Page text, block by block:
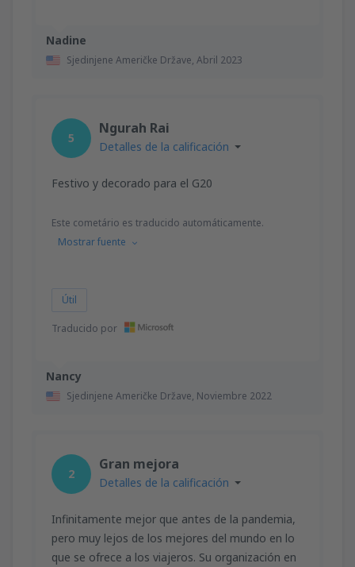
Nadine
Sjedinjene Američke Države, Abril 2023
Nancy
Sjedinjene Američke Države, Noviembre 2022
5
Ngurah Rai
Detalles de la calificación
Festivo y decorado para el G20
Este cometário es traducido automáticamente.
Mostrar fuente
Útil
Traducido por
2
Gran mejora
Detalles de la calificación
Infinitamente mejor que antes de la pandemia,
pero muy lejos de los mejores del mundo en lo
que se ofrece a los viajeros. Su organización en